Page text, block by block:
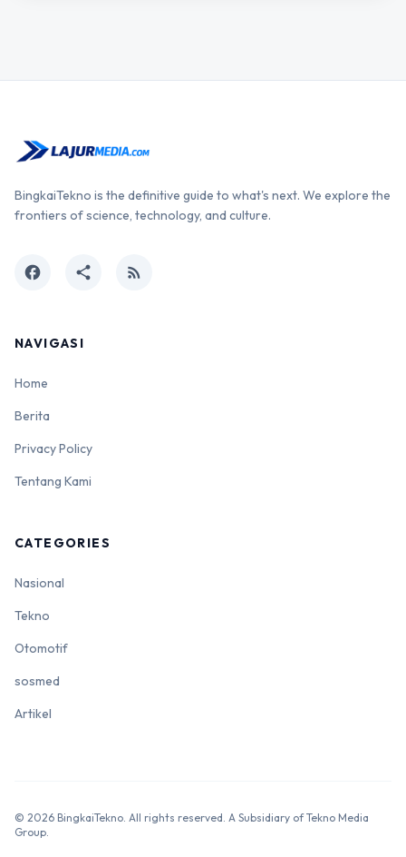
BingkaiTekno is the definitive guide to what's next. We explore the
frontiers of science, technology, and culture.
facebook share rss_feed
NAVIGASI
Home
Berita
Privacy Policy
Tentang Kami
CATEGORIES
Nasional
Tekno
Otomotif
sosmed
Artikel
© 2026 BingkaiTekno. All rights reserved. A Subsidiary of Tekno Media
Group.